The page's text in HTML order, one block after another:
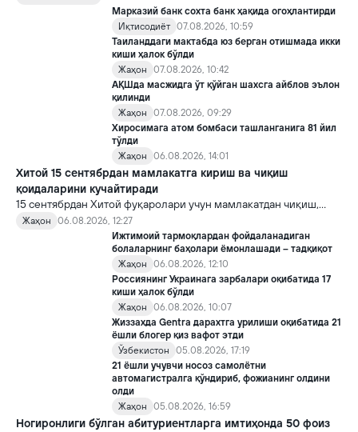
билан бирга, ундан нотўғри мақсадда фойдаланиш борасидаги
хавотирларни ҳам кучайтирмоқда.
Марказий банк сохта банк ҳақида огоҳлантирди
Иқтисодиёт 07.08.2026, 10:59
Таиланддаги мактабда юз берган отишмада икки
киши ҳалок бўлди
Жаҳон
07.08.2026, 10:42
АҚШда масжидга ўт қўйган шахсга айблов эълон
қилинди
Жаҳон
07.08.2026, 09:29
Хиросимага атом бомбаси ташланганига 81 йил
тўлди
Жаҳон
06.08.2026, 14:01
Хитой 15 сентябрдан мамлакатга кириш ва чиқиш
қоидаларини кучайтиради
15 сентябрдан Хитой фуқаролари учун мамлакатдан чиқиш,
хорижликлар учун эса Хитойга кириш тартиби бўйича янги
қоидалар кучга киради.
Жаҳон
06.08.2026, 12:27
Ижтимоий тармоқлардан фойдаланадиган
болаларнинг баҳолари ёмонлашади – тадқиқот
Жаҳон
06.08.2026, 12:10
Россиянинг Украинага зарбалари оқибатида 17
киши ҳалок бўлди
Жаҳон
06.08.2026, 10:07
Жиззахда Gentra дарахтга урилиши оқибатида 21
ёшли блогер қиз вафот этди
Ўзбекистон
05.08.2026, 17:19
21 ёшли учувчи носоз самолётни
автомагистралга қўндириб, фожианинг олдини
олди
Жаҳон
05.08.2026, 16:59
Ногиронлиги бўлган абитуриентларга имтиҳонда 50 фоиз